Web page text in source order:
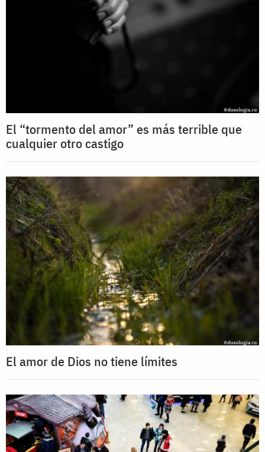
El “tormento del amor” es más terrible que
cualquier otro castigo
El amor de Dios no tiene límites